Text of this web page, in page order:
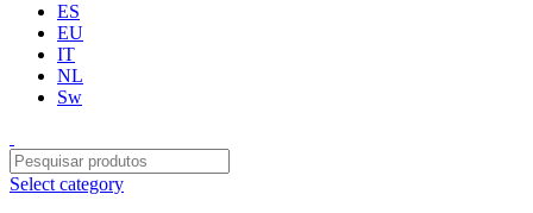
ES
EU
IT
NL
Sw
Select category